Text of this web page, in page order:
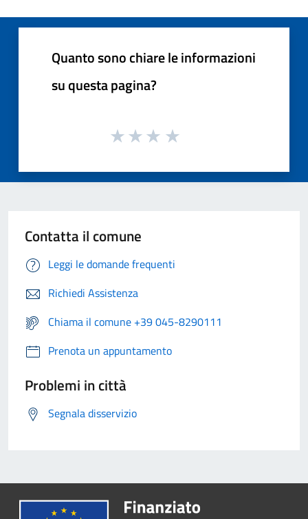
Quanto sono chiare le informazioni
su questa pagina?
Contatta il comune
Leggi le domande frequenti
Richiedi Assistenza
Chiama il comune +39 045-8290111
Prenota un appuntamento
Problemi in città
Segnala disservizio